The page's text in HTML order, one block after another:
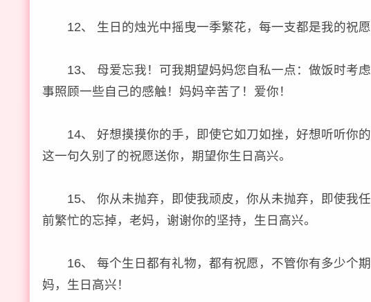
12、 生日的烛光中摇曳一季繁花，每一支都是我的祝愿
13、 母爱忘我！可我期望妈妈您自私一点：做饭时考
事照顾一些自己的感触！妈妈辛苦了！爱你！
14、 好想摸摸你的手，即使它如刀如挫，好想听听你
这一句久别了的祝愿送你，期望你生日高兴。
15、 你从未抛弃，即使我顽皮，你从未抛弃，即使我任
前繁忙的忘掉，老妈，谢谢你的坚持，生日高兴。
16、 每个生日都有礼物，都有祝愿，不管你有多少个
妈，生日高兴！